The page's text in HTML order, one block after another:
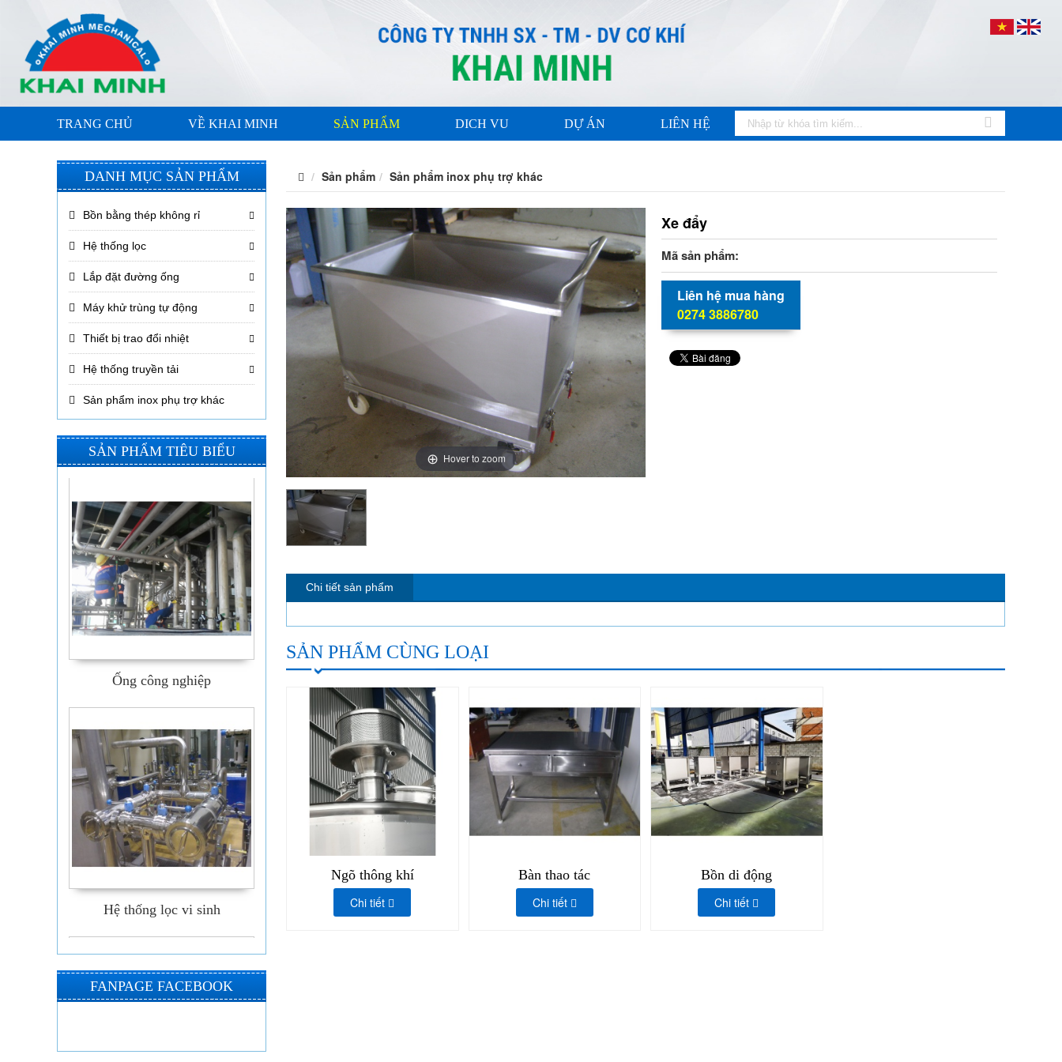
TRANG CHỦ VỀ KHAI MINH SẢN PHẨM DICH VU DỰ ÁN LIÊN HỆ
DANH MỤC SẢN PHẨM
Bồn bằng thép không rỉ
Hệ thống lọc
Lắp đặt đường ống
Máy khử trùng tự động
Thiết bị trao đổi nhiệt
Hệ thống truyền tải
Sản phẩm inox phụ trợ khác
SẢN PHẨM TIÊU BIỂU
Bồn trộn tốc độ cao
Silo cà phê
Ống công nghiệp
Hệ thống lọc vi sinh
FANPAGE FACEBOOK
Sản phẩm Sản phẩm inox phụ trợ khác
Hover to zoom
Xe đẩy
Mã sản phẩm:
Liên hệ mua hàng
0274 3886780
Chi tiết sản phẩm
SẢN PHẨM CÙNG LOẠI
Ngõ thông khí
Chi tiết
Bàn thao tác
Chi tiết
Bồn di động
Chi tiết